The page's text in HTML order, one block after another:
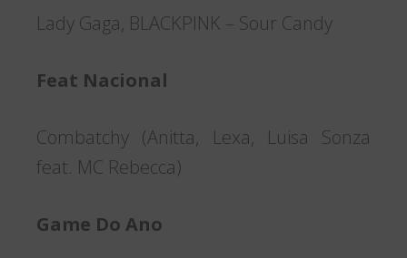
Lady Gaga, BLACKPINK – Sour Candy
Feat Nacional
Combatchy (Anitta, Lexa, Luisa Sonza
feat. MC Rebecca)
Game Do Ano